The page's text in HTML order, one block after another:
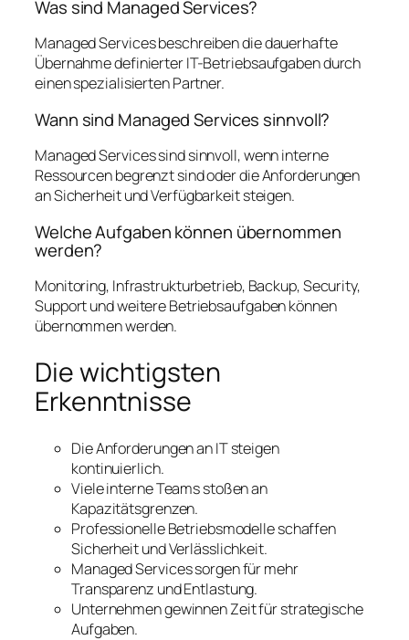
Was sind Managed Services?
Managed Services beschreiben die dauerhafte
Übernahme definierter IT-Betriebsaufgaben durch
einen spezialisierten Partner.
Wann sind Managed Services sinnvoll?
Managed Services sind sinnvoll, wenn interne
Ressourcen begrenzt sind oder die Anforderungen
an Sicherheit und Verfügbarkeit steigen.
Welche Aufgaben können übernommen
werden?
Monitoring, Infrastrukturbetrieb, Backup, Security,
Support und weitere Betriebsaufgaben können
übernommen werden.
Die wichtigsten
Erkenntnisse
Die Anforderungen an IT steigen
kontinuierlich.
Viele interne Teams stoßen an
Kapazitätsgrenzen.
Professionelle Betriebsmodelle schaffen
Sicherheit und Verlässlichkeit.
Managed Services sorgen für mehr
Transparenz und Entlastung.
Unternehmen gewinnen Zeit für strategische
Aufgaben.